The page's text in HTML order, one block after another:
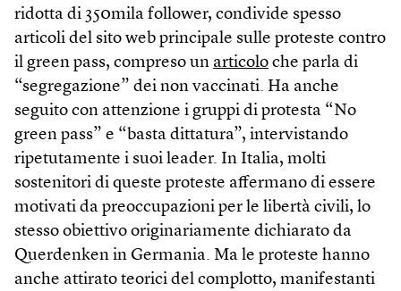
ridotta di 350mila follower, condivide spesso
articoli del sito web principale sulle proteste contro
il green pass, compreso un articolo che parla di
“segregazione” dei non vaccinati. Ha anche
seguito con attenzione i gruppi di protesta “No
green pass” e “basta dittatura”, intervistando
ripetutamente i suoi leader. In Italia, molti
sostenitori di queste proteste affermano di essere
motivati da preoccupazioni per le libertà civili, lo
stesso obiettivo originariamente dichiarato da
Querdenken in Germania. Ma le proteste hanno
anche attirato teorici del complotto, manifestanti